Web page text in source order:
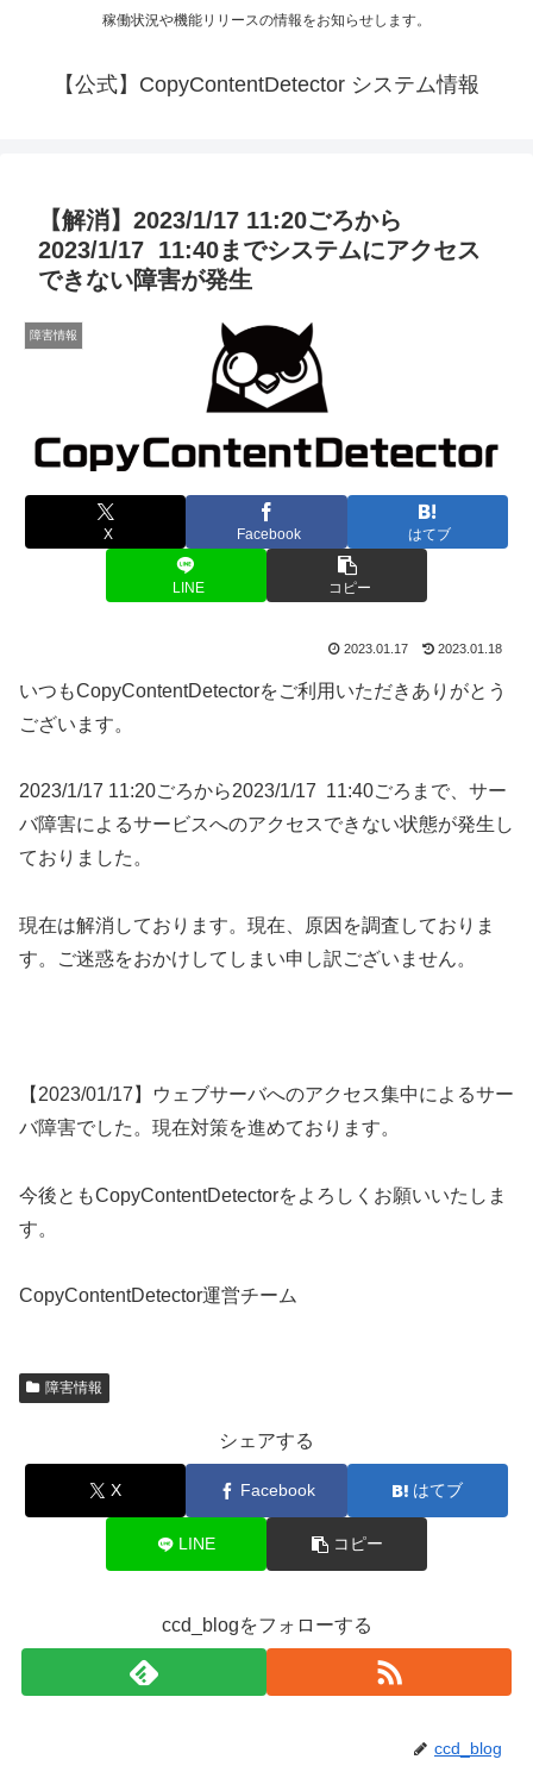
稼働状況や機能リリースの情報をお知らせします。
【公式】CopyContentDetector システム情報
【解消】2023/1/17 11:20ごろから
2023/1/17 11:40までシステムにアクセス
できない障害が発生
障害情報
X Facebook はてブ
LINE コピー
2023.01.17 2023.01.18
いつもCopyContentDetectorをご利用いただきありがとう
ございます。
2023/1/17 11:20ごろから2023/1/17 11:40ごろまで、サー
バ障害によるサービスへのアクセスできない状態が発生し
ておりました。
現在は解消しております。現在、原因を調査しておりま
す。ご迷惑をおかけしてしまい申し訳ございません。
【2023/01/17】ウェブサーバへのアクセス集中によるサー
バ障害でした。現在対策を進めております。
今後ともCopyContentDetectorをよろしくお願いいたしま
す。
CopyContentDetector運営チーム
障害情報
シェアする
X Facebook はてブ
LINE コピー
ccd_blogをフォローする
ccd_blog